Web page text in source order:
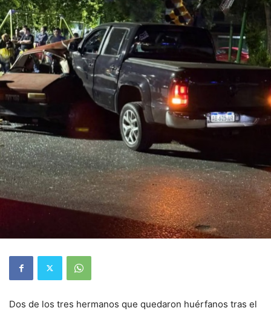
Dos de los tres hermanos que quedaron huérfanos tras el